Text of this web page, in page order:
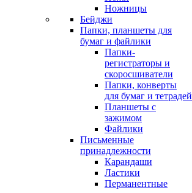
Ножницы
Бейджи
Папки, планшеты для
бумаг и файлики
Папки-
регистраторы и
скоросшиватели
Папки, конверты
для бумаг и тетрадей
Планшеты с
зажимом
Файлики
Письменные
принадлежности
Карандаши
Ластики
Перманентные